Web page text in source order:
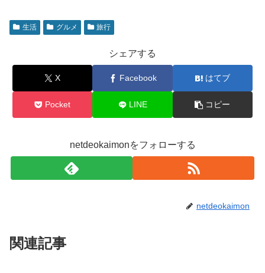
生活 グルメ 旅行
シェアする
X Facebook はてブ
Pocket LINE コピー
netdeokaimonをフォローする
netdeokaimon
関連記事